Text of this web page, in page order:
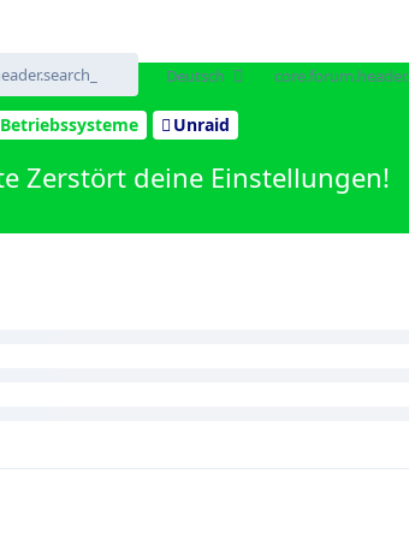
Deutsch
Betriebssysteme Unraid
Zerstört deine Einstellungen!